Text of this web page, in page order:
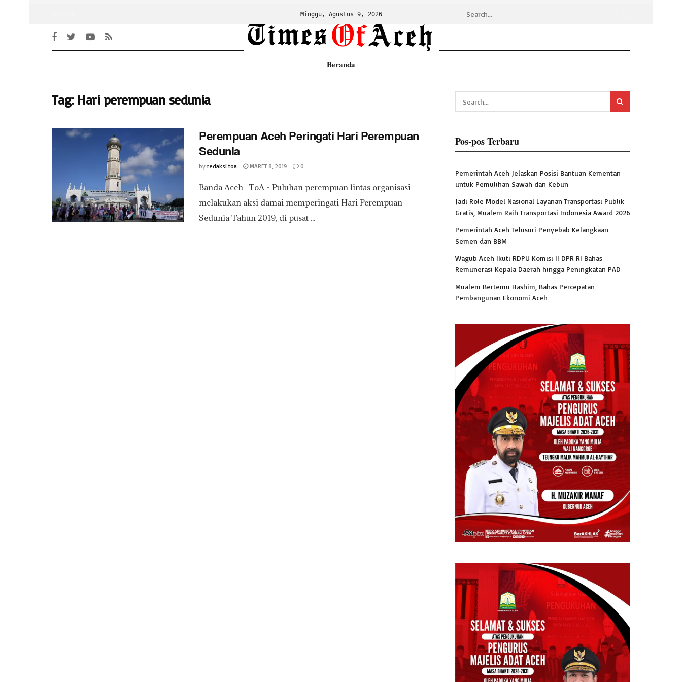
Minggu, Agustus 9, 2026
Beranda
Tag: Hari perempuan sedunia
Perempuan Aceh Peringati Hari Perempuan
Sedunia
by redaksi toa MARET 8, 2019 0
Banda Aceh | ToA - Puluhan perempuan lintas organisasi
melakukan aksi damai memperingati Hari Perempuan
Sedunia Tahun 2019, di pusat ...
Pos-pos Terbaru
Pemerintah Aceh Jelaskan Posisi Bantuan Kementan
untuk Pemulihan Sawah dan Kebun
Jadi Role Model Nasional Layanan Transportasi Publik
Gratis, Mualem Raih Transportasi Indonesia Award 2026
Pemerintah Aceh Telusuri Penyebab Kelangkaan
Semen dan BBM
Wagub Aceh Ikuti RDPU Komisi II DPR RI Bahas
Remunerasi Kepala Daerah hingga Peningkatan PAD
Mualem Bertemu Hashim, Bahas Percepatan
Pembangunan Ekonomi Aceh